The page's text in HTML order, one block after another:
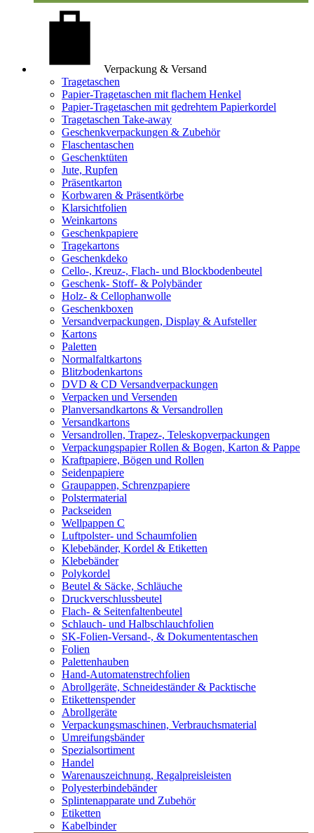
Verpackung & Versand
Tragetaschen
Papier-Tragetaschen mit flachem Henkel
Papier-Tragetaschen mit gedrehtem Papierkordel
Tragetaschen Take-away
Geschenkverpackungen & Zubehör
Flaschentaschen
Geschenktüten
Jute, Rupfen
Präsentkarton
Korbwaren & Präsentkörbe
Klarsichtfolien
Weinkartons
Geschenkpapiere
Tragekartons
Geschenkdeko
Cello-, Kreuz-, Flach- und Blockbodenbeutel
Geschenk- Stoff- & Polybänder
Holz- & Cellophanwolle
Geschenkboxen
Versandverpackungen, Display & Aufsteller
Kartons
Paletten
Normalfaltkartons
Blitzbodenkartons
DVD & CD Versandverpackungen
Verpacken und Versenden
Planversandkartons & Versandrollen
Versandkartons
Versandrollen, Trapez-, Teleskopverpackungen
Verpackungspapier Rollen & Bogen, Karton & Pappe
Kraftpapiere, Bögen und Rollen
Seidenpapiere
Graupappen, Schrenzpapiere
Polstermaterial
Packseiden
Wellpappen C
Luftpolster- und Schaumfolien
Klebebänder, Kordel & Etiketten
Klebebänder
Polykordel
Beutel & Säcke, Schläuche
Druckverschlussbeutel
Flach- & Seitenfaltenbeutel
Schlauch- und Halbschlauchfolien
SK-Folien-Versand-, & Dokumententaschen
Folien
Palettenhauben
Hand-Automatenstrechfolien
Abrollgeräte, Schneideständer & Packtische
Etikettenspender
Abrollgeräte
Verpackungsmaschinen, Verbrauchsmaterial
Umreifungsbänder
Spezialsortiment
Handel
Warenauszeichnung, Regalpreisleisten
Polyesterbindebänder
Splintenapparate und Zubehör
Etiketten
Kabelbinder